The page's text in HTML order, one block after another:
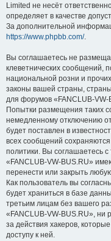
Limited не несёт
определяет в качестве
За дополнительной
https://www.phpbb.com/.
Вы соглашаетесь не
клеветнических сообщений,
национальной розни и
законы вашей страны,
для форумов «FANCLUB-
Попытки размещения таких
немедленному отключению
будет поставлен в
всех сообщений
политики. Вы соглашаетесь
«FANCLUB-VW-BUS.RU»
перенести или закрыть
Как пользователь вы
будет храниться в базе
третьим лицам без вашего
«FANCLUB-VW-BUS.RU», ни
за действия хакеров,
доступу к ней.